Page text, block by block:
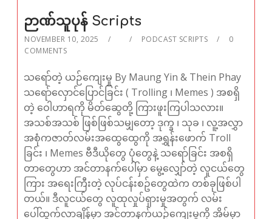
ဉာဏ်သူပုန် Scripts
NOVEMBER 10, 2025 PODCAST SCRIPTS
0
COMMENTS
သရော်တဲ့ ယဉ်ကျေးမှု By Maung Yin & Thein Phay
သရော်လှောင်ပြောင်ခြင်း ( Trolling ၊ Memes ) အစရှိ
တဲ့ ဝေါဟာရကို မိတ်ဆွေတို့ ကြားဖူးကြပါသလား။
အသစ်အသစ် ဖြစ်ဖြစ်သမျှတော့ ဒုက္ခ ၊ သုခ ၊ လူ့အလွှာ
အစုံကဇာတ်လမ်းအထွေထွေကို အရွှန်းဖောက် Troll
ခြင်း ၊​ Memes ဗီဒီယိုတွေ ပုံတွေနဲ့ သရော်ခြင်း အစရှိ
တာတွေဟာ အင်တာနက်ပေါ်မှာ မွေ့လျှော်တဲ့ လူငယ်တွေ
ကြား အရေးကြီးတဲ့ လုပ်ငန်းစဥ်တွေထဲက တစ်ခုဖြစ်ပါ
တယ်။ ဒီလူငယ်တွေ လူထုလှုပ်ရှားမှုအတွက် လမ်း
ပေါ်ထွက်လာချိန်မှာ အင်တာနက်ယဥ်ကျေးမှုကို အိမ်မှာ